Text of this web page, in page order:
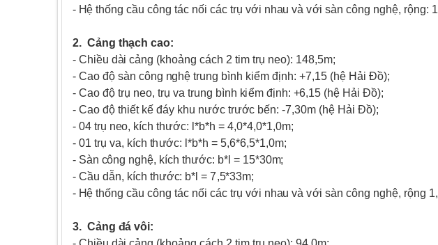
- Hệ thống cầucôngtác nối các trụ với nhau vàvới sàncông nghệ, rộng: 1
2. Cảng thạchcao:
- Chiều dài cảng (khoảng cách 2 tim trụ neo): 148,5m;
- Cao độ sàn công nghệ trung bình kiểm định:+7,15 (hệ Hải Đồ);
- Cao độ trụ neo, trụ va trung bình kiểm định: +6,15 (hệ HảiĐồ);
- Cao độ thiết kế đáy khu nước trước bến:-7,30m (hệ HảiĐồ);
- 04 trụ neo, kíchthước: l*b*h =4,0*4,0*1,0m;
- 01 trụ va, kích thước: l*b*h =5,6*6,5*1,0m;
- Sàn công nghệ, kích thước: b*l =15*30m;
- Cầu dẫn, kích thước: b* l =7,5*33m;
- Hệ thống cầucôngtác nối các trụ với nhau vàvới sàncông nghệ, rộng 1,
3. Cảng đávôi: